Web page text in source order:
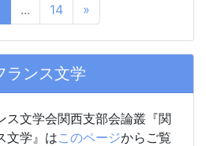
... 14 »
ランス文学
ス文学会関西支部会論叢『関
文学』はこのページからご覧